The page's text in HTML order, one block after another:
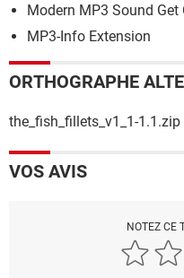
Modern MP3 Sound Get
MP3-Info Extension
ORTHOGRAPHE
the_fish_fillets_v1_1-1.1.zip
VOS AVIS
NOTEZ CE